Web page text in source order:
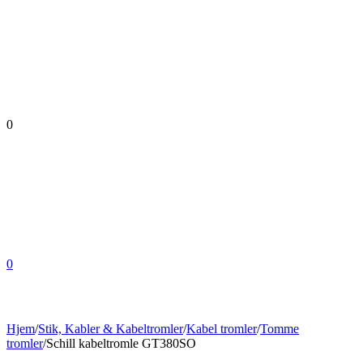
0
0
Hjem/Stik, Kabler & Kabeltromler/Kabel tromler/Tomme
tromler/Schill kabeltromle GT380SO